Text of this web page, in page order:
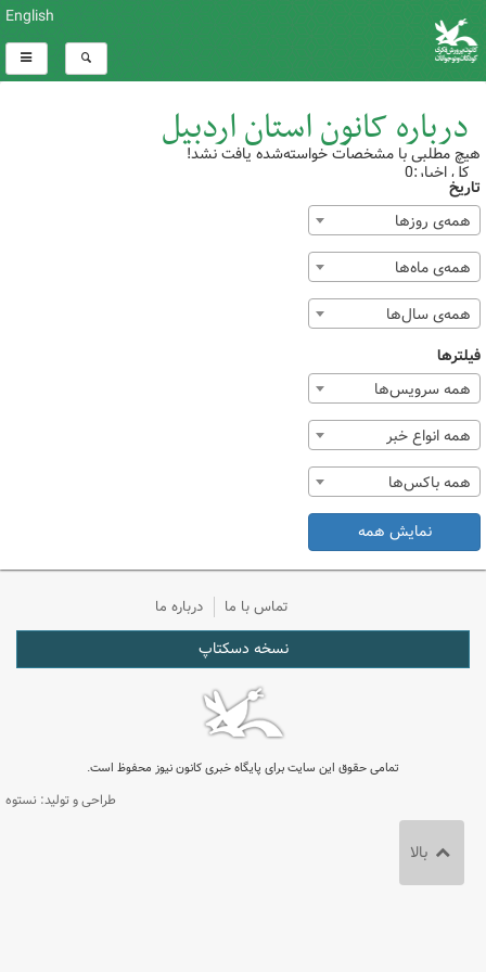
English
درباره کانون استان اردبیل
کل اخبار:0
هیچ مطلبی با مشخصات خواسته‌شده یافت نشد!
تاریخ
همه‌ی روزها
همه‌ی ماه‌ها
همه‌ی سال‌ها
فیلترها
همه سرویس‌ها
همه انواع خبر
همه باکس‌ها
نمایش همه
تماس با ما درباره ما
نسخه دسکتاپ
تمامی حقوق این سایت برای پایگاه خبری کانون نیوز محفوظ است.
طراحی و تولید: نستوه
بالا